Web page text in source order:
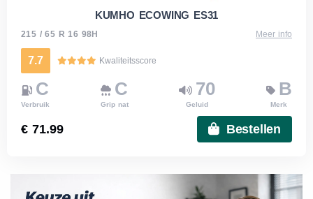
KUMHO ECOWING ES31
215 / 65 R 16 98H Meer info
7.7 Kwaliteitsscore
C
Verbruik
C
Grip nat
70
Geluid
B
Merk
€ 71.99 Bestellen